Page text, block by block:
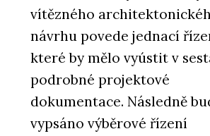
vítězného
návrhu povede jednací
které by mělo vyústit v
podrobné projektové
dokumentace. Následně
vypsáno výběrové řízení